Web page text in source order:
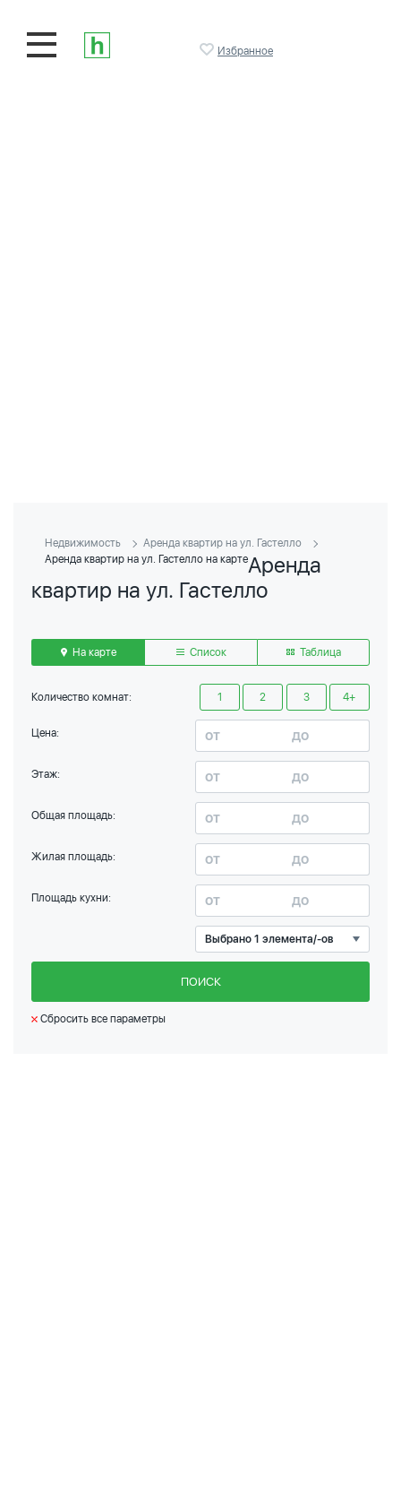
Избранное
Недвижимость
Аренда квартир на ул. Гастелло
Аренда квартир на ул. Гастелло на картеАренда
квартир на ул. Гастелло
На карте Список Таблица
Количество комнат: 1 2 3 4+
Цена:
Этаж:
Общая площадь:
Жилая площадь:
Площадь кухни:
Выбрано 1 элемента/-ов
ПОИСК
Сбросить все параметры